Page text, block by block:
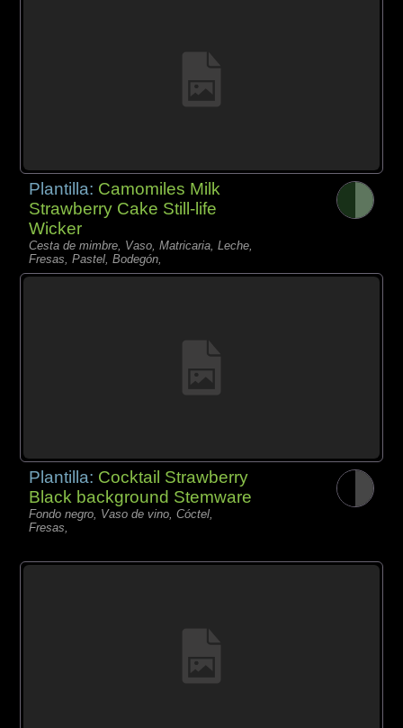
Plantilla: Camomiles Milk
Strawberry Cake Still-life
Wicker
Cesta de mimbre, Vaso, Matricaria, Leche,
Fresas, Pastel, Bodegón,
Plantilla: Cocktail Strawberry
Black background Stemware
Fondo negro, Vaso de vino, Cóctel,
Fresas,